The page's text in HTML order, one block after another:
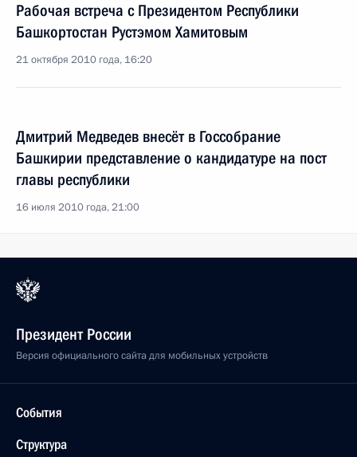
Рабочая встреча с Президентом Республики
Башкортостан Рустэмом Хамитовым
21 октября 2010 года, 16:20
Дмитрий Медведев внесёт в Госсобрание
Башкирии представление о кандидатуре на пост
главы республики
16 июля 2010 года, 21:00
Президент России
Версия официального сайта для мобильных устройств
События
Структура